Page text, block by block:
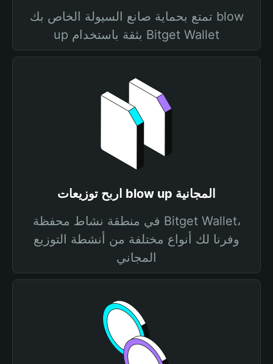
تمتع بحماية صانع السيولة الخاص بك blow
up بثقة باستخدام Bitget Wallet
اربح توزيعات blow up المجانية
في منطقة نشاط محفظة Bitget Wallet،
وفرنا لك أنواع مختلفة من أنشطة التوزيع
المجاني